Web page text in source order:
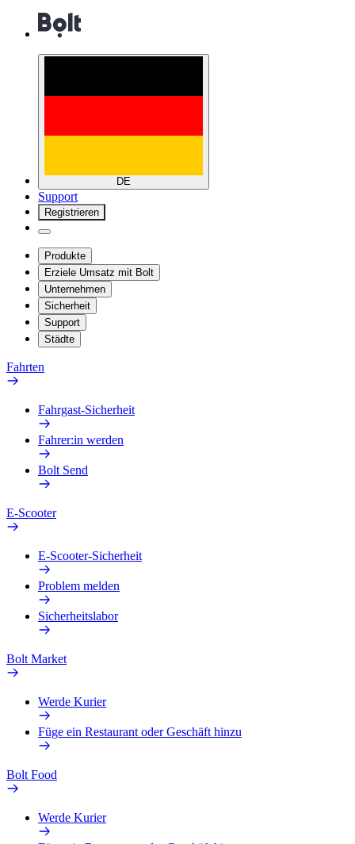
DE
Support
Registrieren
Produkte
Erziele Umsatz mit Bolt
Unternehmen
Sicherheit
Support
Städte
Fahrten
Fahrgast-Sicherheit
Fahrer:in werden
Bolt Send
E-Scooter
E-Scooter-Sicherheit
Problem melden
Sicherheitslabor
Bolt Market
Werde Kurier
Füge ein Restaurant oder Geschäft hinzu
Bolt Food
Werde Kurier